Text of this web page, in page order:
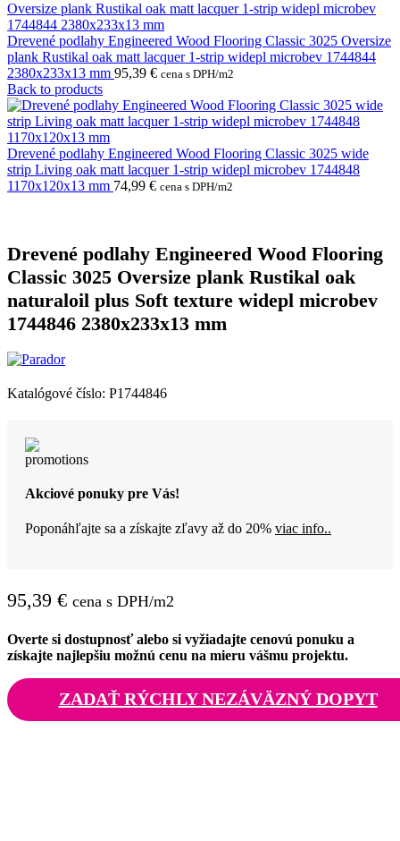
Drevené podlahy Engineered Wood Flooring Classic 3025 Oversize
plank Rustikal oak matt lacquer 1-strip widepl microbev 1744844
2380x233x13 mm 95,39 € cena s DPH/m2
Back to products
Drevené podlahy Engineered Wood Flooring Classic 3025 wide
strip Living oak matt lacquer 1-strip widepl microbev 1744848
1170x120x13 mm 74,99 € cena s DPH/m2
Drevené podlahy Engineered Wood Flooring
Classic 3025 Oversize plank Rustikal oak
naturaloil plus Soft texture widepl microbev
1744846 2380x233x13 mm
Katalógové číslo: P1744846
Akciové ponuky pre Vás!
Poponáhľajte sa a získajte zľavy až do 20% viac info..
95,39 € cena s DPH/m2
Overte si dostupnosť alebo si vyžiadajte cenovú ponuku a
získajte najlepšiu možnú cenu na mieru vášmu projektu.
ZADAŤ RÝCHLY NEZÁVÄZNÝ DOPYT